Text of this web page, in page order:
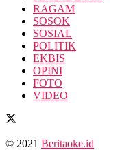
RAGAM
SOSOK
SOSIAL
POLITIK
EKBIS
OPINI
FOTO
VIDEO
© 2021 Beritaoke.id